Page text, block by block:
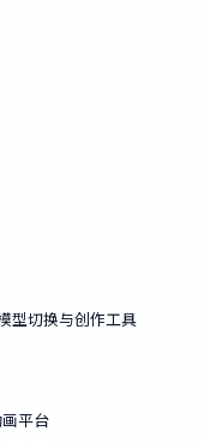
型切换与创作工具
平台